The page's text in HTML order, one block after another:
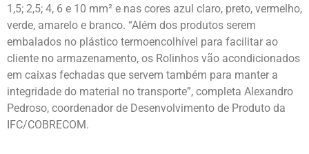
1,5; 2,5; 4, 6 e 10 mm² e nas cores azul claro, preto, vermelho,
verde, amarelo e branco. “Além dos produtos serem
embalados no plástico termoencolhível para facilitar ao
cliente no armazenamento, os Rolinhos vão acondicionados
em caixas fechadas que servem também para manter a
integridade do material no transporte”, completa Alexandro
Pedroso, coordenador de Desenvolvimento de Produto da
IFC/COBRECOM.